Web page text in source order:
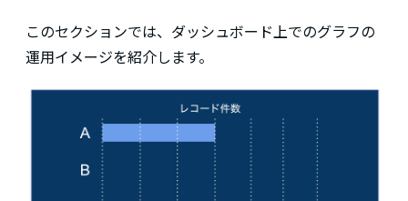
このセクションでは、ダッシュボード上でのグラフの
運用イメージを紹介します。